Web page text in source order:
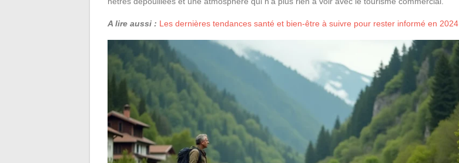
A lire aussi : Les dernières tendances santé et bien-être à suivre pour rester informé en 2024